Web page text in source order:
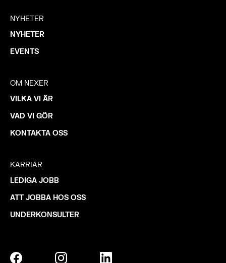
NYHETER
NYHETER
EVENTS
OM NEXER
VILKA VI ÄR
VAD VI GÖR
KONTAKTA OSS
KARRIÄR
LEDIGA JOBB
ATT JOBBA HOS OSS
UNDERKONSULTER